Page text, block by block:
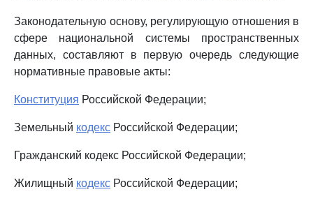
Законодательную основу, регулирующую отношения в
сфере национальной системы пространственных
данных, составляют в первую очередь следующие
нормативные правовые акты:
Конституция Российской Федерации;
Земельный кодекс Российской Федерации;
Гражданский кодекс Российской Федерации;
Жилищный кодекс Российской Федерации;